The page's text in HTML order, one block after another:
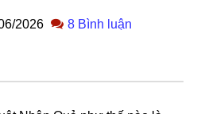
2026 8 Bình luận